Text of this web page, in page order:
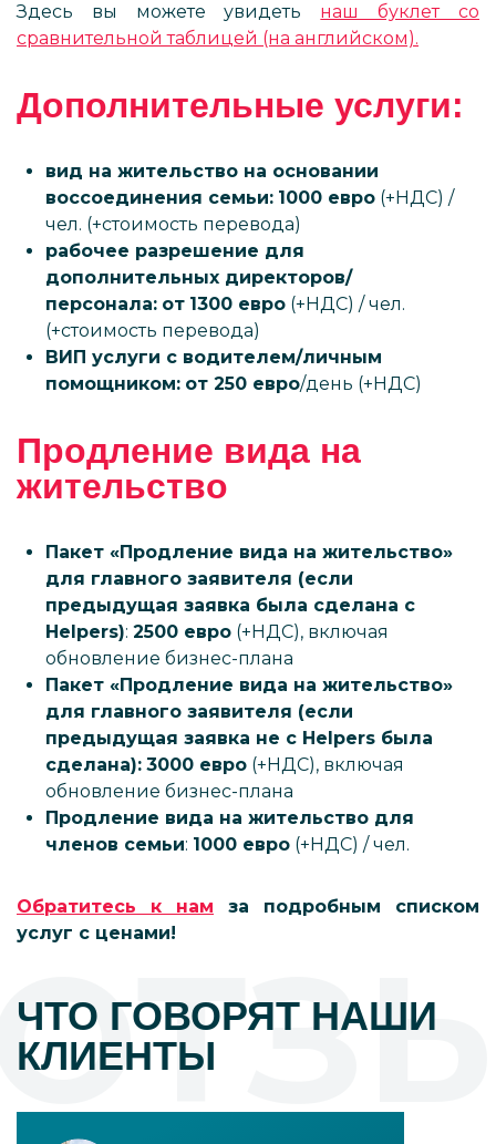
Здесь вы можете увидеть наш буклет со
сравнительной таблицей (на английском).
Дополнительные услуги:
вид на жительство на основании
воссоединения семьи: 1000 евро (+НДС) /
чел. (+стоимость перевода)
рабочее разрешение для
дополнительных директоров/
персонала: от 1300 евро (+НДС) / чел.
(+стоимость перевода)
ВИП услуги с водителем/личным
помощником: от 250 евро/день (+НДС)
Продление вида на
жительство
Пакет «Продление вида на жительство»
для главного заявителя (если
предыдущая заявка была сделана c
Helpers): 2500 евро (+НДС), включая
обновление бизнес-плана
Пакет «Продление вида на жительство»
для главного заявителя (если
предыдущая заявка не c Helpers была
сделана): 3000 евро (+НДС), включая
обновление бизнес-плана
Продление вида на жительство для
членов семьи: 1000 евро (+НДС) / чел.
Обратитесь к нам за подробным списком
услуг с ценами!
ЧТО ГОВОРЯТ НАШИ
КЛИЕНТЫ